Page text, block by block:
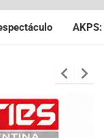
IGJ y oficializó el